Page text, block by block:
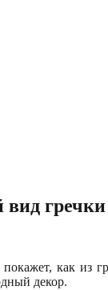
гречки
покажет, как из
декор.